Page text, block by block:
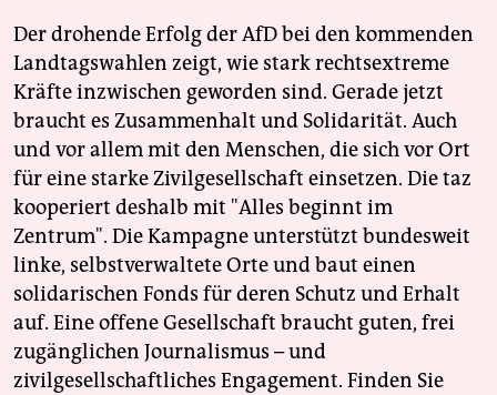
Der drohende Erfolg der AfD bei den kommenden
Landtagswahlen zeigt, wie stark rechtsextreme
Kräfte inzwischen geworden sind. Gerade jetzt
braucht es Zusammenhalt und Solidarität. Auch
und vor allem mit den Menschen, die sich vor Ort
für eine starke Zivilgesellschaft einsetzen. Die taz
kooperiert deshalb mit "Alles beginnt im
Zentrum". Die Kampagne unterstützt bundesweit
linke, selbstverwaltete Orte und baut einen
solidarischen Fonds für deren Schutz und Erhalt
auf. Eine offene Gesellschaft braucht guten, frei
zugänglichen Journalismus – und
zivilgesellschaftliches Engagement. Finden Sie